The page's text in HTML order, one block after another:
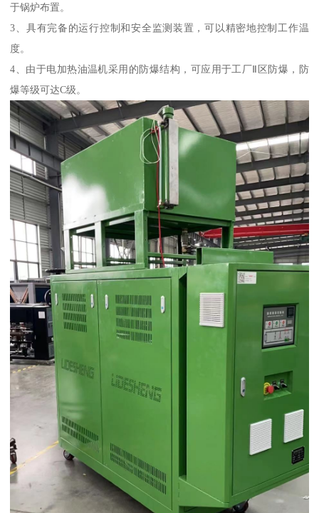
于锅炉布置。
3、具有完备的运行控制和安全监测装置，可以精密地控制工作温
度。
4、由于电加热油温机采用的防爆结构，可应用于工厂Ⅱ区防爆，防
爆等级可达C级。